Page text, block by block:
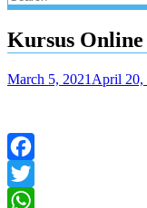
Kursus Online
March 5, 2021 April 20,
Facebook
Twitter